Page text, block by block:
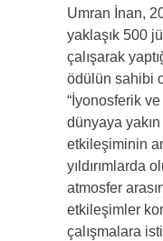
Umran İnan,
yaklaşık 500
çalışarak
ödülün sahibi
“İyonosferik
dünyaya
etkileşiminin
yıldırımlarda
atmosfer
etkileşimler
çalışmalara